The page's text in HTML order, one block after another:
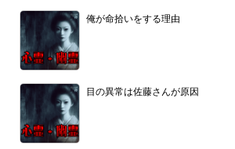
俺が命拾いをする理由
目の異常は佐藤さんが原因